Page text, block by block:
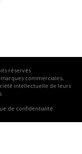
réservés
commerciales,
intellectuelle de leurs
de confidentialité